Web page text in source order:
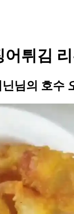
어튀김
님의 호수